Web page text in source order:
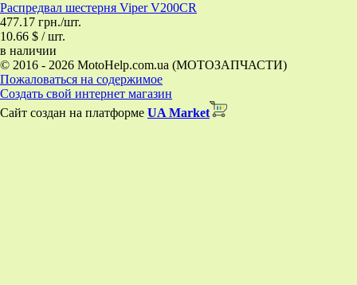
Распредвал шестерня Viper V200CR
477.17 грн./шт.
10.66 $ / шт.
в наличии
© 2016 - 2026 MotoHelp.com.ua (МОТОЗАПЧАСТИ)
Пожаловаться на содержимое
Создать свой интернет магазин
Сайт создан на платформе UA Market